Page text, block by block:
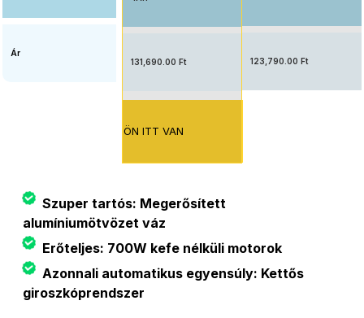
Ár
131,690.00 Ft
ÖN ITT VAN
123,790.00 Ft
Szuper tartós: Megerősített
alumíniumötvözet váz
Erőteljes: 700W kefe nélküli motorok
Azonnali automatikus egyensúly: Kettős
giroszkóprendszer